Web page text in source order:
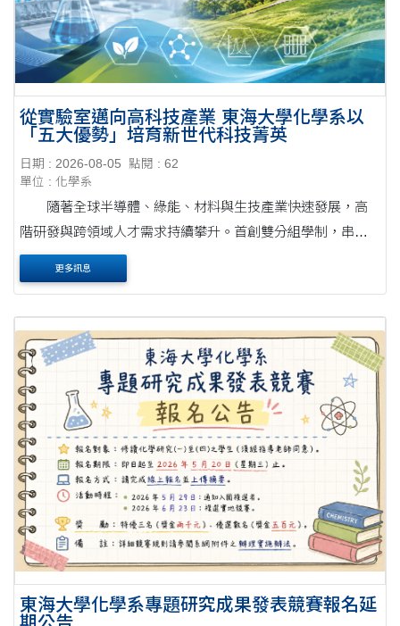
從實驗室邁向高科技產業 東海大學化學系以
「五大優勢」培育新世代科技菁英
日期 : 2026-08-05
點閱 : 62
單位 : 化學系
隨著全球半導體、綠能、材料與生技產業快速發展，高
階研發與跨領域人才需求持續攀升。首創雙分組學制，串聯
高規格實驗、專題研究與企業實習，打造兼具學術底蘊與產
業即戰力的頂尖化學人才 。為回應高科技產業對....
更多訊息
東海大學化學系專題研究成果發表競賽報名延